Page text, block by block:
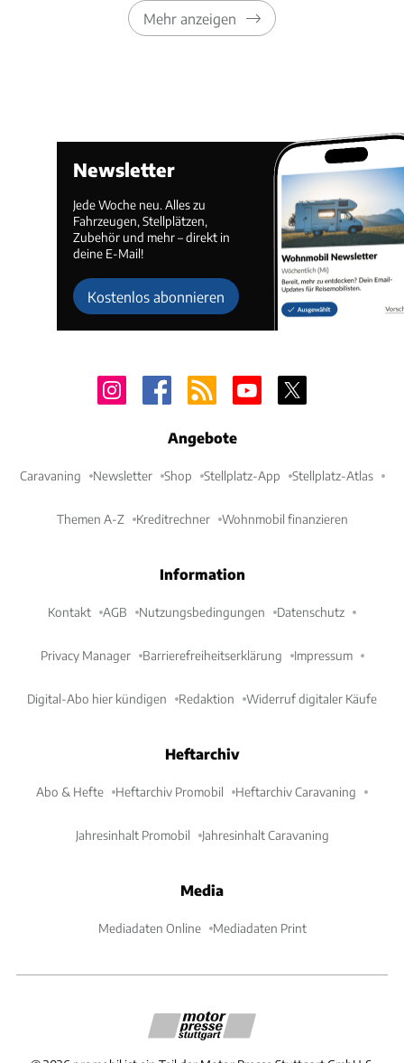
Mehr anzeigen
Newsletter
Jede Woche neu. Alles zu
Fahrzeugen, Stellplätzen,
Zubehör und mehr – direkt in
deine E-Mail!
Kostenlos abonnieren
Angebote
Caravaning Newsletter Shop Stellplatz-App Stellplatz-Atlas
Themen A-Z Kreditrechner Wohnmobil finanzieren
Information
Kontakt AGB Nutzungsbedingungen Datenschutz
Privacy Manager Barrierefreiheitserklärung Impressum
Digital-Abo hier kündigen Redaktion Widerruf digitaler Käufe
Heftarchiv
Abo & Hefte Heftarchiv Promobil Heftarchiv Caravaning
Jahresinhalt Promobil Jahresinhalt Caravaning
Media
Mediadaten Online Mediadaten Print